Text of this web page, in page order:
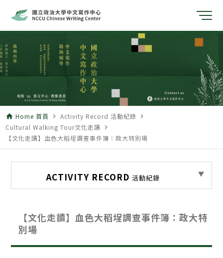
home Home 首頁 navigate_next Activity Record 活動紀錄 navigate_next
Cultural Walking Tour文化走讀 navigate_next
【文化走讀】血色大稻埕調查事件簿：政大特別場
ACTIVITY RECORD 活動紀錄
【文化走讀】血色大稻埕調查事件簿：政大特
別場